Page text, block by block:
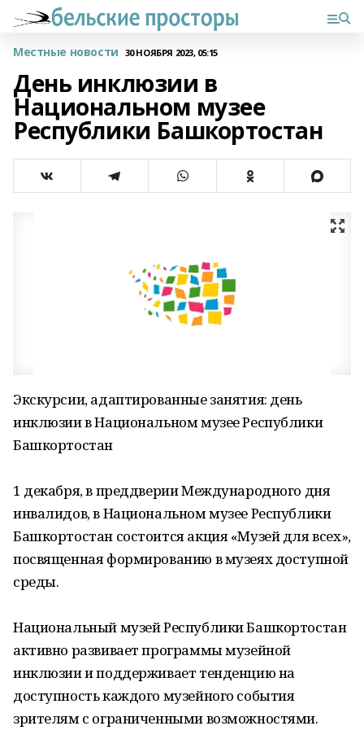
Местные новости 30 НОЯБРЯ 2023, 05:15
День инклюзии в
Национальном музее
Республики Башкортостан
Экскурсии, адаптированные занятия: день
инклюзии в Национальном музее Республики
Башкортостан
1 декабря, в преддверии Международного дня
инвалидов, в Национальном музее Республики
Башкортостан состоится акция «Музей для всех»,
посвященная формированию в музеях доступной
среды.
Национальный музей Республики Башкортостан
активно развивает программы музейной
инклюзии и поддерживает тенденцию на
доступность каждого музейного события
зрителям с ограниченными возможностями.